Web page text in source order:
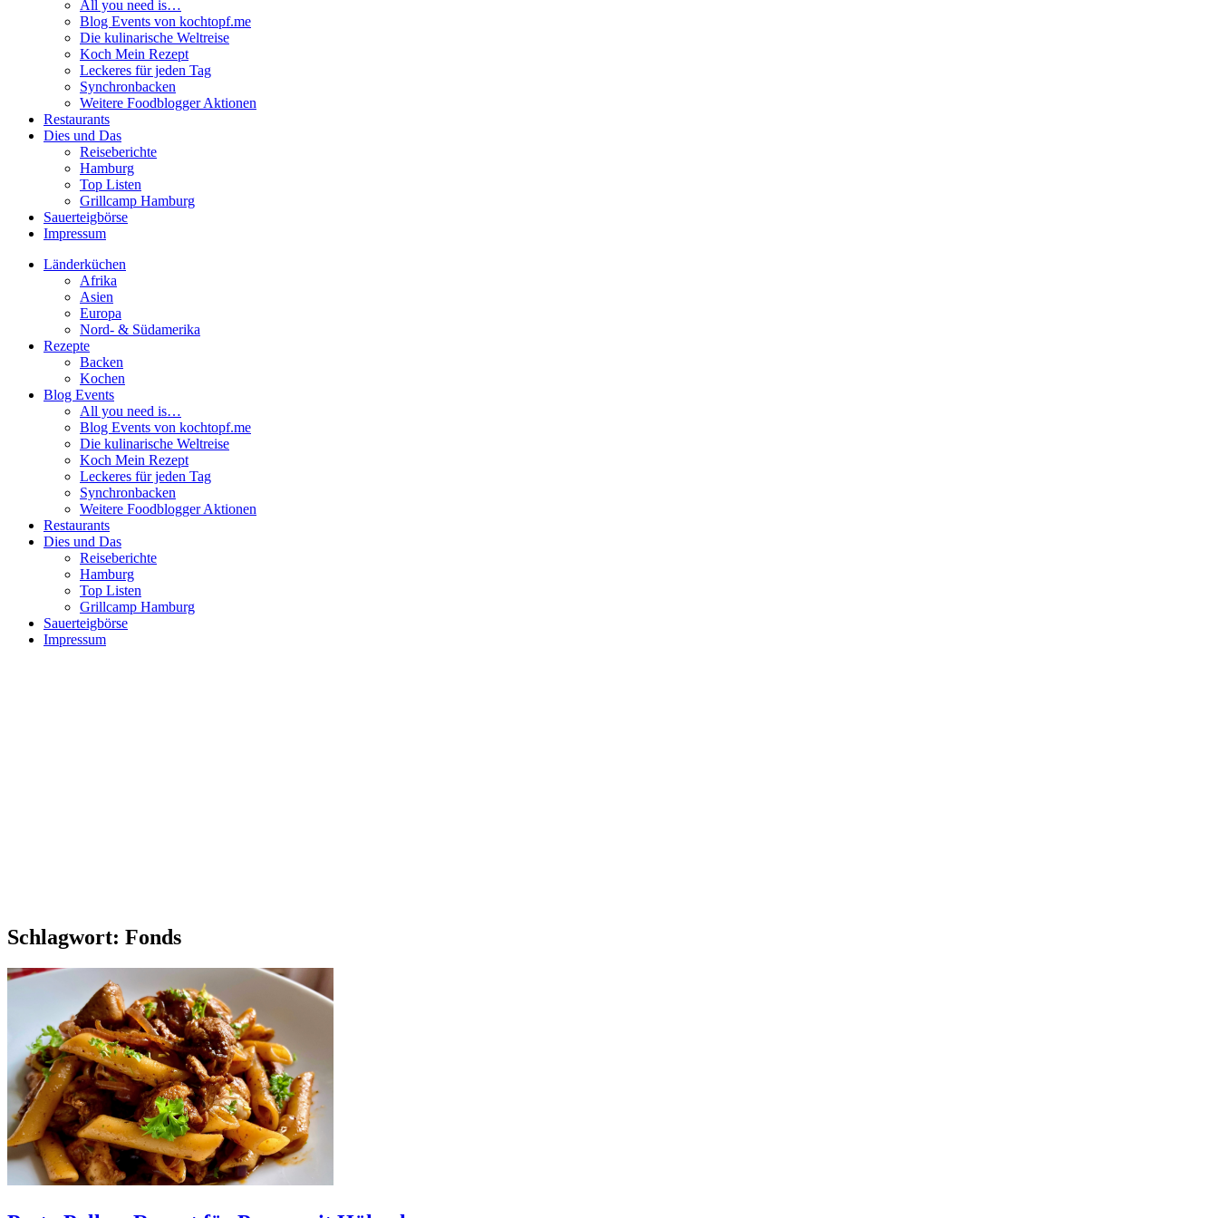
All you need is…
Blog Events von kochtopf.me
Die kulinarische Weltreise
Koch Mein Rezept
Leckeres für jeden Tag
Synchronbacken
Weitere Foodblogger Aktionen
Restaurants
Dies und Das
Reiseberichte
Hamburg
Top Listen
Grillcamp Hamburg
Sauerteigbörse
Impressum
Länderküchen
Afrika
Asien
Europa
Nord- & Südamerika
Rezepte
Backen
Kochen
Blog Events
All you need is…
Blog Events von kochtopf.me
Die kulinarische Weltreise
Koch Mein Rezept
Leckeres für jeden Tag
Synchronbacken
Weitere Foodblogger Aktionen
Restaurants
Dies und Das
Reiseberichte
Hamburg
Top Listen
Grillcamp Hamburg
Sauerteigbörse
Impressum
Schlagwort: Fonds